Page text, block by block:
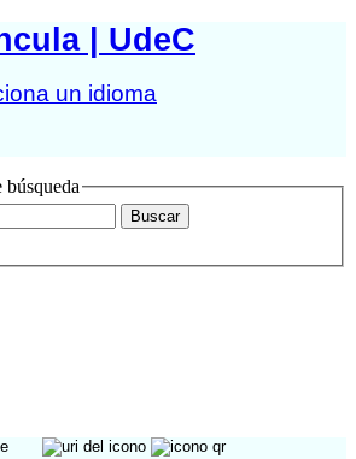
| UdeC
un idioma